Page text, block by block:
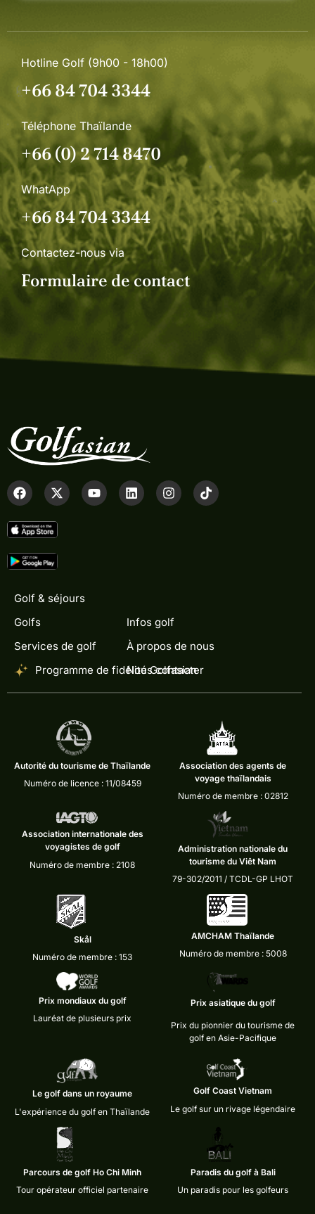
Hotline Golf (9h00 - 18h00)
+66 84 704 3344
Téléphone Thaïlande
+66 (0) 2 714 8470
WhatApp
+66 84 704 3344
Contactez-nous via
Formulaire de contact
Golf & séjours
Golfs
Services de golf
Programme de fidélité Golfasian
Infos golf
À propos de nous
Nous contacter
Autorité du tourisme de Thaïlande
Numéro de licence : 11/08459
Association des agents de
voyage thaïlandais
Numéro de membre : 02812
Association internationale des
voyagistes de golf
Numéro de membre : 2108
Administration nationale du
tourisme du Viêt Nam
79-302/2011 / TCDL-GP LHOT
Skål
Numéro de membre : 153
AMCHAM Thaïlande
Numéro de membre : 5008
Prix mondiaux du golf
Lauréat de plusieurs prix
Prix asiatique du golf
Prix du pionnier du tourisme de
golf en Asie-Pacifique
Le golf dans un royaume
L'expérience du golf en Thaïlande
Golf Coast Vietnam
Le golf sur un rivage légendaire
Parcours de golf Ho Chi Minh
Tour opérateur officiel partenaire
Paradis du golf à Bali
Un paradis pour les golfeurs